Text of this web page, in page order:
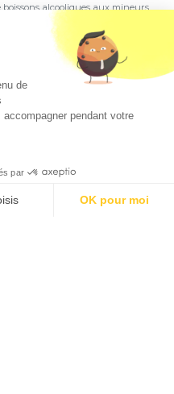
alcooliques aux mineurs
de majorité de l'acheteur
la vente en ligne.
ART. L. 3342-1 et L. 3353-3
pour la santé. Sachez
de
pendant votre
par
OK pour moi
★★★★★